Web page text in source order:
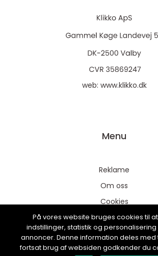
web: www.klikko.dk
Menu
Reklame
Om oss
Cookies
Kontakt Oss
Sitemap
På vores website bruges cookies til
indstillinger, statistik og
annoncer. Denne information deles
fortsat brug af websiden godkender du